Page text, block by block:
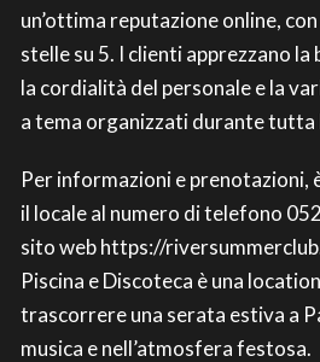
un’ottima reputazione online,
stelle su 5. I clienti apprezzano
la cordialità del personale e la
a tema organizzati durante tutta
Per informazioni e prenotazioni,
il locale al numero di telefono
sito web https://
Piscina e Discoteca è una
trascorrere una serata estiva a
musica e nell’atmosfera festosa.